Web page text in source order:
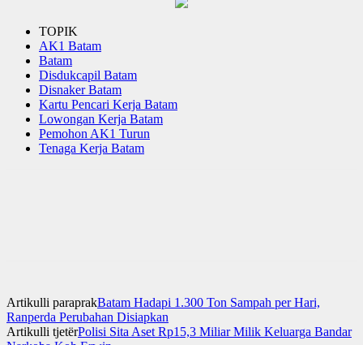
TOPIK
AK1 Batam
Batam
Disdukcapil Batam
Disnaker Batam
Kartu Pencari Kerja Batam
Lowongan Kerja Batam
Pemohon AK1 Turun
Tenaga Kerja Batam
Artikulli paraprakBatam Hadapi 1.300 Ton Sampah per Hari,
Ranperda Perubahan Disiapkan
Artikulli tjetërPolisi Sita Aset Rp15,3 Miliar Milik Keluarga Bandar